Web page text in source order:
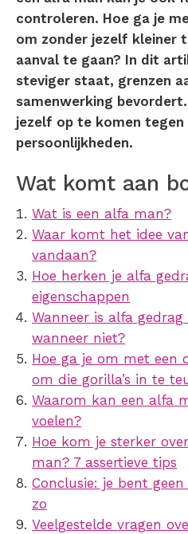
controleren. Hoe ga je
om zonder jezelf kleiner
aanval te gaan? In dit
steviger staat, grenzen
samenwerking
jezelf op te komen tegen
persoonlijkheden.
Wat komt aan
Wat is een alfa man?
Waar komt het idee
vandaan?
Hoe herken je alfa
eigenschappen
Wanneer is alfa
wanneer niet?
Hoe ga je om met een
om die gorilla’s in te
Waarom kan een alfa
voelen?
Hoe kom je sterker
man? 7 assertieve tips
Conclusie: je bent
zo
Veelgestelde vragen